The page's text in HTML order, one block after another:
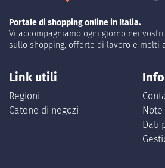
Portale di shopping online in Italia.
Vi accompagniamo ogni giorno nei
sullo shopping, offerte di lavoro e molti
Link utili
Regioni
Catene di negozi
Dati